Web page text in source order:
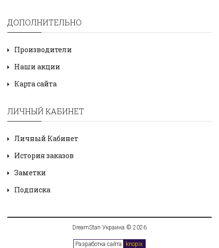
ДОПОЛНИТЕЛЬНО
Производители
Наши акции
Карта сайта
ЛИЧНЫЙ КАБИНЕТ
Личный Кабинет
История заказов
Заметки
Подписка
DreamStan Украина © 2026
Разработка сайта knopix